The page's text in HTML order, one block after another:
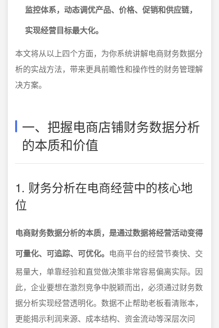
监控体系，动态调优产品、价格、促销和供应链，
实现经营目标最大化。
本文将从以上四个方面，为你系统讲解电商财务数据分
析的实战方法，带来更具前瞻性和操作性的财务管理解
决方案。
一、把握电商店铺财务数据分析
的本质和价值
1. 财务分析在电商经营中的核心地
位
电商财务数据分析的本质，是通过数据将经营活动变得
可量化、可追踪、可优化。 电商平台的经营节奏快、交
易量大，单靠经验和直觉做决策非常容易偏离实际。因
此，企业要想在激烈竞争中脱颖而出，必须通过财务数
据分析实现经营透明化。数据不止帮助老板看清账本，
更能揭示利润来源、成本结构、资金流动等深层次问